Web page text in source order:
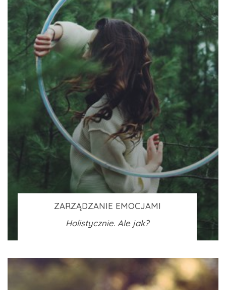
ZARZĄDZANIE EMOCJAMI
Holistycznie. Ale jak?